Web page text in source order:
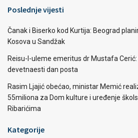
Poslednje vijesti
Čanak i Biserko kod Kurtija: Beograd
Kosova u Sandžak
Reisu-l-uleme emeritus dr Mustafa Cerić:
devetnaesti dan posta
Rasim Ljajić obećao, ministar Memić
55miliona za Dom kulture i uređenje
Ribarićima
Kategorije